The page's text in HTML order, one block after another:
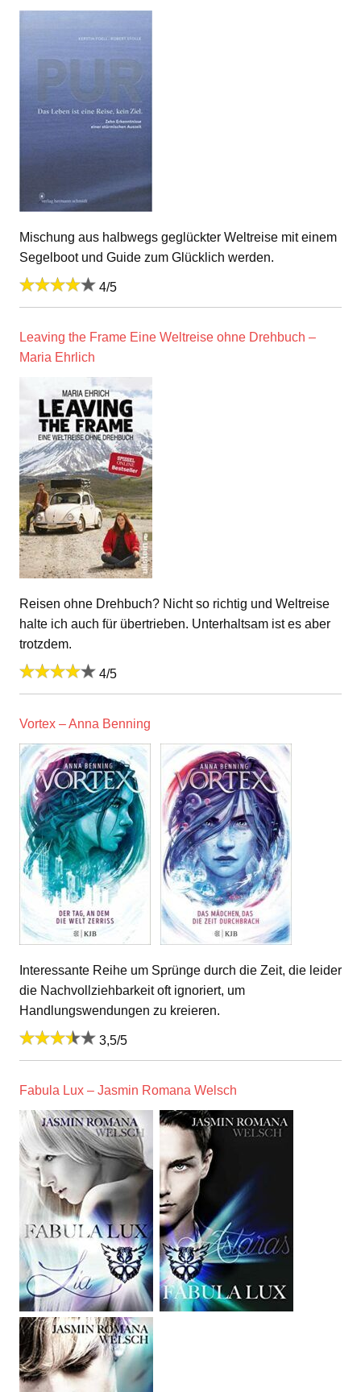
Mischung aus halbwegs geglückter Weltreise mit einem
Segelboot und Guide zum Glücklich werden.
4/5
Leaving the Frame Eine Weltreise ohne Drehbuch –
Maria Ehrlich
Reisen ohne Drehbuch? Nicht so richtig und Weltreise
halte ich auch für übertrieben. Unterhaltsam ist es aber
trotzdem.
4/5
Vortex – Anna Benning
Interessante Reihe um Sprünge durch die Zeit, die leider
die Nachvollziehbarkeit oft ignoriert, um
Handlungswendungen zu kreieren.
3,5/5
Fabula Lux – Jasmin Romana Welsch